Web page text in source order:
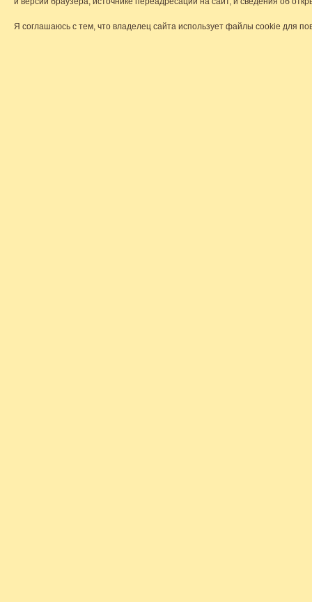
Я соглашаюсь с тем, что владелец сайта использует файлы cookie для